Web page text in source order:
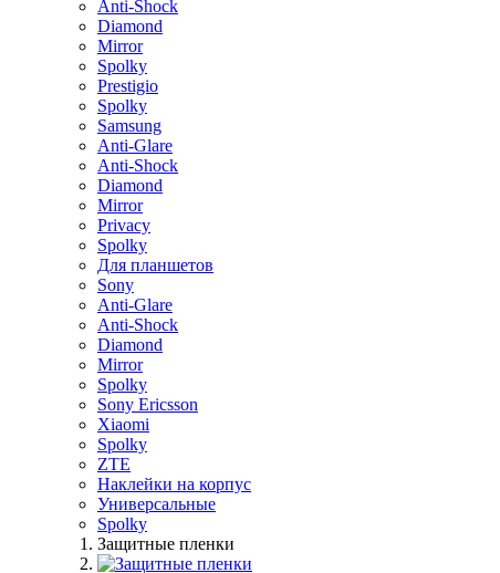
Anti-Shock
Diamond
Mirror
Spolky
Prestigio
Spolky
Samsung
Anti-Glare
Anti-Shock
Diamond
Mirror
Privacy
Spolky
Для планшетов
Sony
Anti-Glare
Anti-Shock
Diamond
Mirror
Spolky
Sony Ericsson
Xiaomi
Spolky
ZTE
Наклейки на корпус
Универсальные
Spolky
Защитные пленки